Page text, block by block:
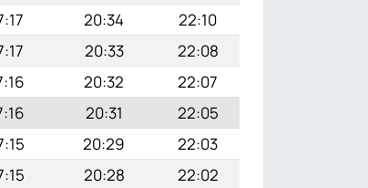
20:34
22:10
20:33
22:08
20:32
22:07
20:31
22:05
20:29
22:03
20:28
22:02